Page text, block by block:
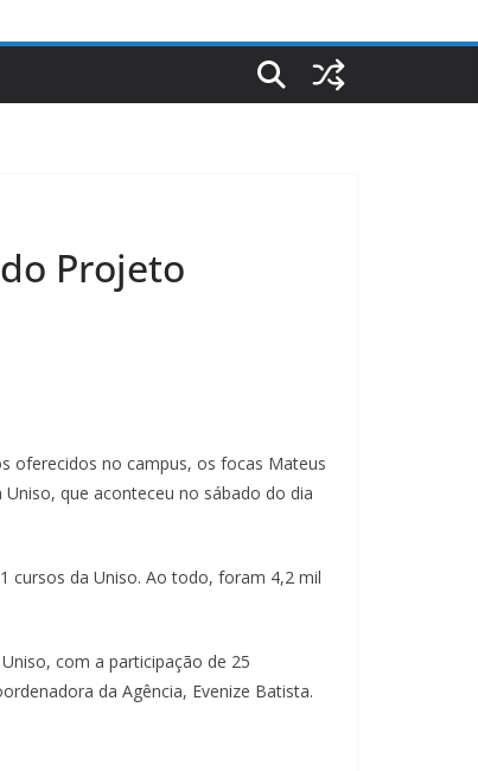
Projeto
oferecidos no campus, os focas Mateus
que aconteceu no sábado do dia
cursos da Uniso. Ao todo, foram 4,2 mil
com a participação de 25
da Agência, Evenize Batista.